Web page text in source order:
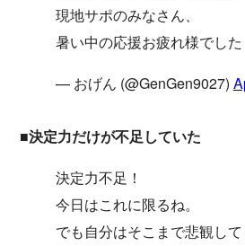
現地サポのみなさん、
暑い中の応援お疲れ様でした
— おげん (@GenGen9027)
■決定力だけが不足していた
決定力不足！
今日はこれに限るね。
でも自分はそこまで悲観して